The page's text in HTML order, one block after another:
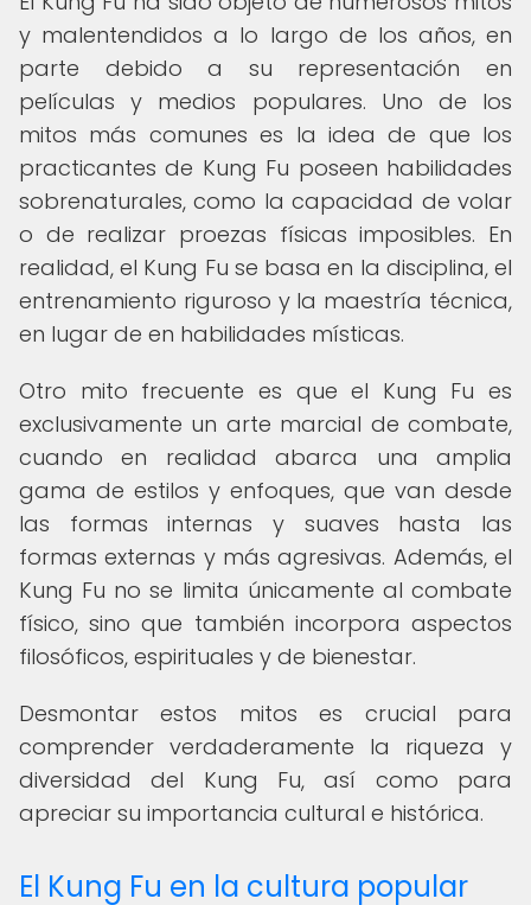
y malentendidos a lo largo de los años, en
parte debido a su representación en
películas y medios populares. Uno de los
mitos más comunes es la idea de que los
practicantes de Kung Fu poseen habilidades
sobrenaturales, como la capacidad de volar
o de realizar proezas físicas imposibles. En
realidad, el Kung Fu se basa en la disciplina, el
entrenamiento riguroso y la maestría técnica,
en lugar de en habilidades místicas.
Otro mito frecuente es que el Kung Fu es
exclusivamente un arte marcial de combate,
cuando en realidad abarca una amplia
gama de estilos y enfoques, que van desde
las formas internas y suaves hasta las
formas externas y más agresivas. Además, el
Kung Fu no se limita únicamente al combate
físico, sino que también incorpora aspectos
filosóficos, espirituales y de bienestar.
Desmontar estos mitos es crucial para
comprender verdaderamente la riqueza y
diversidad del Kung Fu, así como para
apreciar su importancia cultural e histórica.
El Kung Fu en la cultura popular